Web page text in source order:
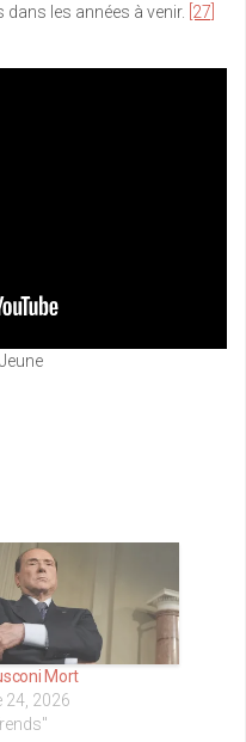
les années à venir. [27]
Mort
24, 2026